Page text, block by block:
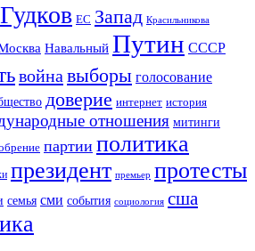
Гудков ЕС Запад Красильникова
Навальный Путин СССР
война выборы голосование
доверие интернет история
отношения митинги
партии политика
президент премьер протесты
семья сми события социология сша